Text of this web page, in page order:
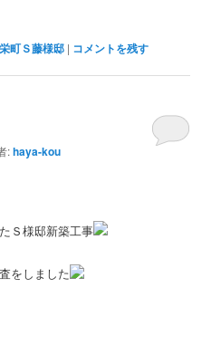
町Ｓ藤様邸 | コメントを残す
:haya-kou
Ｓ様邸新築工事
をしました